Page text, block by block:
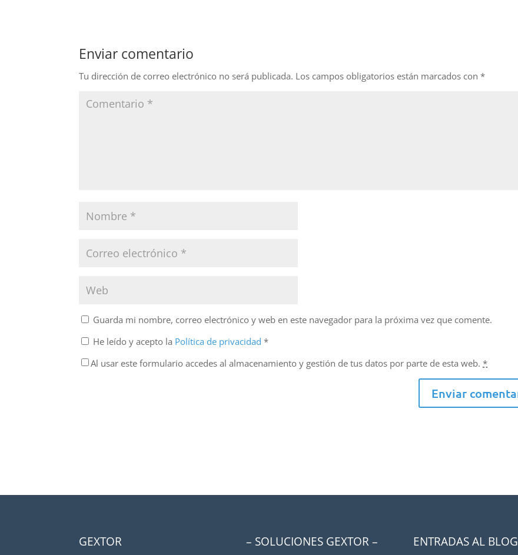
b
o
o
k
n
Enviar comentario
Tu dirección de correo electrónico no será publicada. Los campos obligatorios están marcados con*
Guarda mi nombre, correo electrónico y web en este navegador para la próxima vez que comente.
He leído y acepto la Política de privacidad*
Al usar este formulario accedes al almacenamiento y gestión de tus datos por parte de esta web.*
GEXTOR – SOLUCIONES GEXTOR – ENTRADAS AL BLOG